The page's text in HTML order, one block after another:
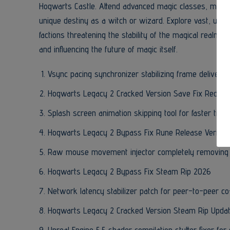
Hogwarts Castle. Attend advanced magic classes,
unique destiny as a witch or wizard. Explore vast,
factions threatening the stability of the magical realm.
and influencing the future of magic itself.
Vsync pacing synchronizer stabilizing frame
Hogwarts Legacy 2 Cracked Version Save Fix Reddit
Splash screen animation skipping tool for faster title
Hogwarts Legacy 2 Bypass Fix Rune Release Verified
Raw mouse movement injector completely
Hogwarts Legacy 2 Bypass Fix Steam Rip 2026
Network latency stabilizer patch for peer-to-peer
Hogwarts Legacy 2 Cracked Version Steam Rip